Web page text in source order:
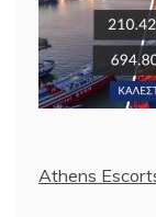
Athens